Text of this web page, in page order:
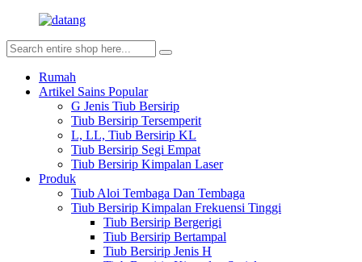
Rumah
Artikel Sains Popular
G Jenis Tiub Bersirip
Tiub Bersirip Tersemperit
L, LL, Tiub Bersirip KL
Tiub Bersirip Segi Empat
Tiub Bersirip Kimpalan Laser
Produk
Tiub Aloi Tembaga Dan Tembaga
Tiub Bersirip Kimpalan Frekuensi Tinggi
Tiub Bersirip Bergerigi
Tiub Bersirip Bertampal
Tiub Bersirip Jenis H